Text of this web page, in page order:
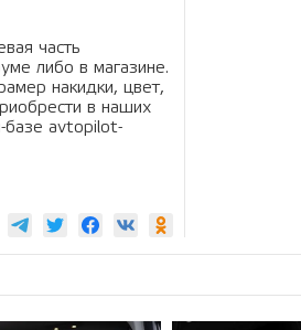
часть
либо в магазине.
накидки, цвет,
в наших
базе avtopilot-